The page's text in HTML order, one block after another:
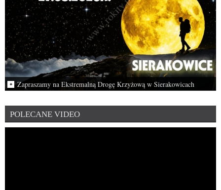
Zapraszamy na Ekstremalną Drogę Krzyżową w Sierakowicach
POLECANE VIDEO